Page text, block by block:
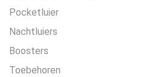
Pocketluier
Nachtluiers
Boosters
Toebehoren